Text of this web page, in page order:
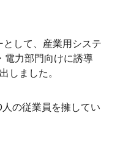
して、産業用システ
電力部門向けに誘導
しました。
人の従業員を擁してい